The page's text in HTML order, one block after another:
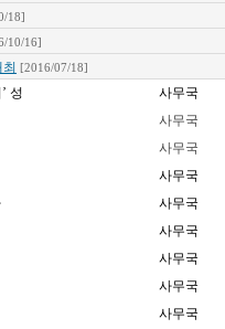
18]
10/16]
[2016/07/18]
성 사무국
사무국
사무국
사무국
사무국
사무국
사무국
사무국
사무국